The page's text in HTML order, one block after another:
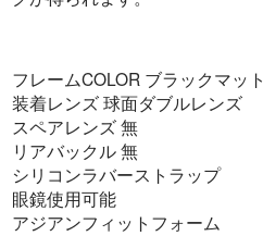
フレームCOLOR ブラックマット
装着レンズ 球面ダブルレンズ
スペアレンズ 無
リアバックル 無
シリコンラバーストラップ
眼鏡使用可能
アジアンフィットフォーム